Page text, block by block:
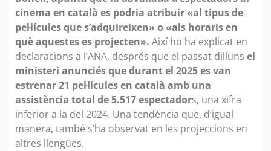
cinema en català es podria atribuir «al tipus de
pel·lícules que s’adquireixen» o «als horaris en
què aquestes es projecten». Així ho ha explicat en
declaracions a l’ANA, després que el passat dilluns el
ministeri anunciés que durant el 2025 es van
estrenar 21 pel·lícules en català amb una
assistència total de 5.517 espectadors, una xifra
inferior a la del 2024. Una tendència que, d’igual
manera, també s’ha observat en les projeccions en
altres llengües.